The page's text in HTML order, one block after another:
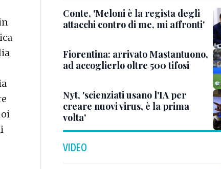
Conte, 'Meloni è la regista degli
attacchi contro di me, mi affronti'
Fiorentina: arrivato Mastantuono,
ad accoglierlo oltre 500 tifosi
Nyt, 'scienziati usano l'IA per
creare nuovi virus, è la prima
volta'
VIDEO